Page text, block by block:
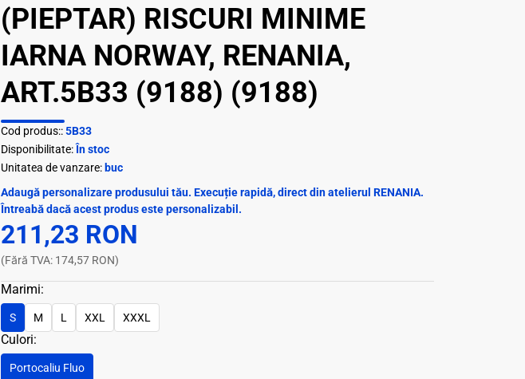
(PIEPTAR) RISCURI MINIME
IARNA NORWAY, RENANIA,
ART.5B33 (9188) (9188)
Cod produs::5B33
Disponibilitate: În stoc
Unitatea de vanzare: buc
Adaugă personalizare produsului tău. Execuție rapidă, direct din atelierul RENANIA.
Întreabă dacă acest produs este personalizabil.
211,23 RON
(Fără TVA: 174,57 RON)
Marimi:
S M L XXL XXXL
Culori:
Portocaliu Fluo